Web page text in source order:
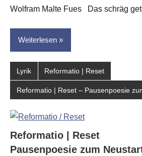
Wolfram Malte Fues Das schräg
Weiterlesen
Lyrik Reformatio | Reset
Reformatio | Reset – Pausenpoesie
Reformatio | Reset
Pausenpoesie zum